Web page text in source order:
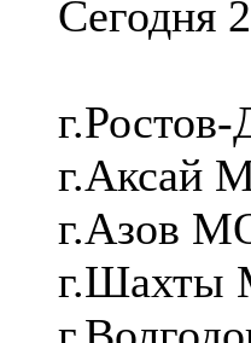
Сегодня
г.Аксай
г.Азов
г.Шахты